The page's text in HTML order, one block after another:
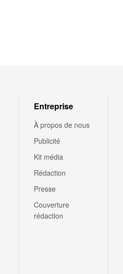
Entreprise
À propos de nous
Publicité
Kit média
Rédaction
Presse
Couverture
rédaction